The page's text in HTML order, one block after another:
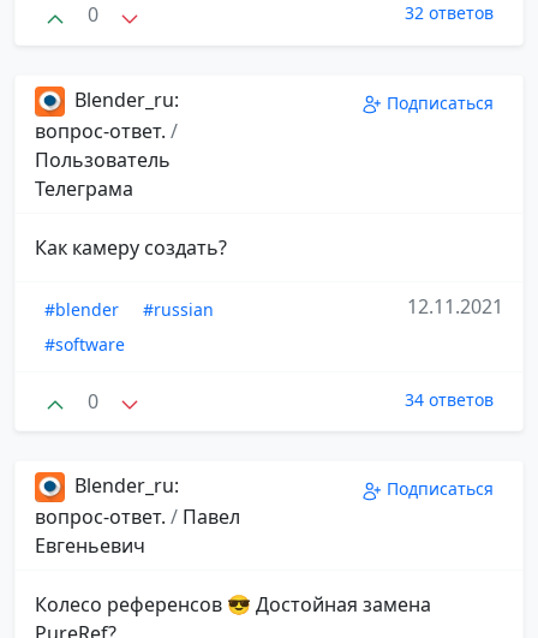
0 32 ответов
Blender_ru:
вопрос-ответ. /
Пользователь
Телеграма
Подписаться
Как камеру создать?
#blender
#russian
#software
12.11.2021
0 34 ответов
Blender_ru:
вопрос-ответ. / Павел
Евгеньевич
Подписаться
Колесо референсов 😎 Достойная замена